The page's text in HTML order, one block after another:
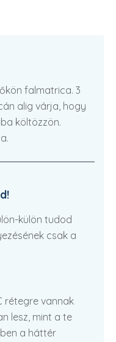
falmatrica. 3
alig várja, hogy
költözzön.
külön tudod
csak a
rétegre vannak
lesz, mint a te
a háttér